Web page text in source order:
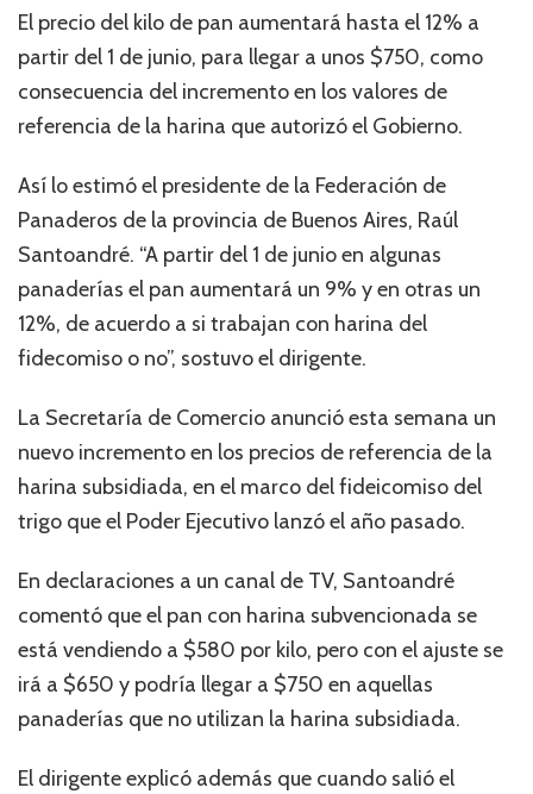
El precio del kilo de pan aumentará hasta el 12% a
partir del 1 de junio, para llegar a unos $750, como
consecuencia del incremento en los valores de
referencia de la harina que autorizó el Gobierno.
Así lo estimó el presidente de la Federación de
Panaderos de la provincia de Buenos Aires, Raúl
Santoandré. “A partir del 1 de junio en algunas
panaderías el pan aumentará un 9% y en otras un
12%, de acuerdo a si trabajan con harina del
fidecomiso o no”, sostuvo el dirigente.
La Secretaría de Comercio anunció esta semana un
nuevo incremento en los precios de referencia de la
harina subsidiada, en el marco del fideicomiso del
trigo que el Poder Ejecutivo lanzó el año pasado.
En declaraciones a un canal de TV, Santoandré
comentó que el pan con harina subvencionada se
está vendiendo a $580 por kilo, pero con el ajuste se
irá a $650 y podría llegar a $750 en aquellas
panaderías que no utilizan la harina subsidiada.
El dirigente explicó además que cuando salió el